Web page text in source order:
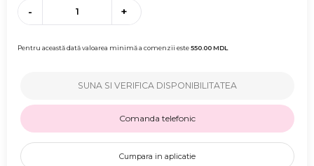
- +
Pentru această dată valoarea minimă a comenzii este550.00MDL
SUNA SI VERIFICA DISPONIBILITATEA
Comanda telefonic
Cumpara in aplicatie